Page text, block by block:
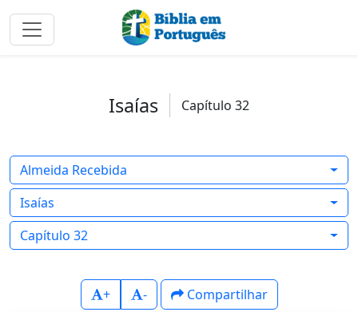
Isaías Capítulo 32
Almeida Recebida
Isaías
Capítulo 32
+ - Compartilhar